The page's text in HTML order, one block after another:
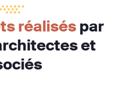
réaliséspar
et